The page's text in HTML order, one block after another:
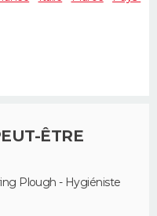
ÊTRE
Plough - Hygiéniste